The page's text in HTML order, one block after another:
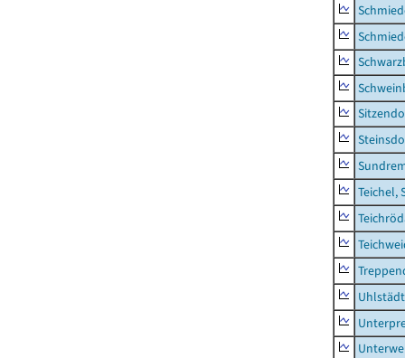
Teichel,
Uhlstädt